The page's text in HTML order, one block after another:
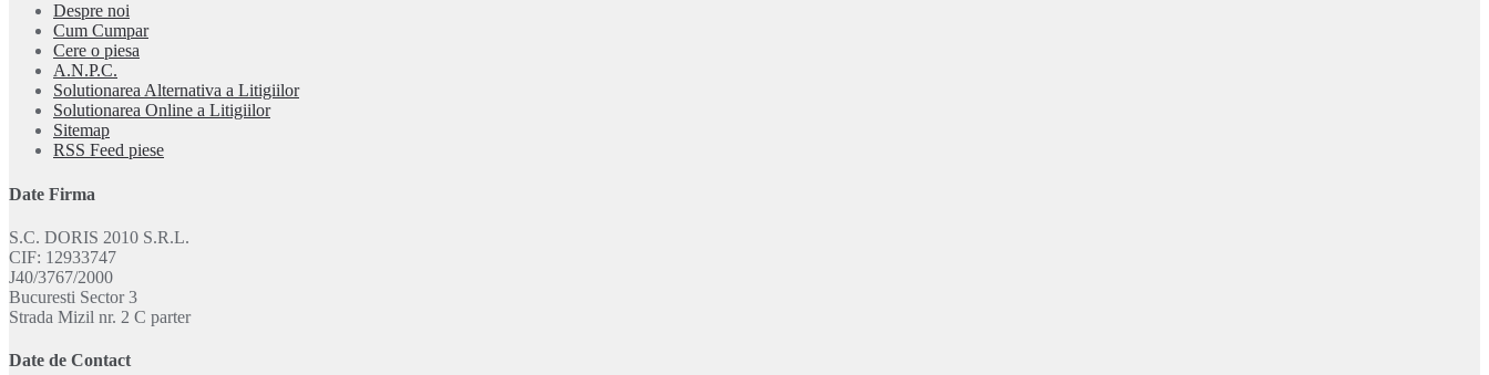
Despre noi
Cum Cumpar
Cere o piesa
A.N.P.C.
Solutionarea Alternativa a Litigiilor
Solutionarea Online a Litigiilor
Sitemap
RSS Feed piese
Date Firma
S.C. DORIS 2010 S.R.L.
CIF: 12933747
J40/3767/2000
Bucuresti Sector 3
Strada Mizil nr. 2 C parter
Date de Contact